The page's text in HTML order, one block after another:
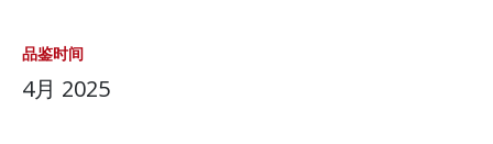
品鉴时间
4月 2025